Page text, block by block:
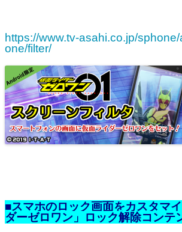
https://www.tv-asahi.co.jp/
one/filter/
■スマホのロック画面をカスタマ
ダーゼロワン」ロック解除コンテ